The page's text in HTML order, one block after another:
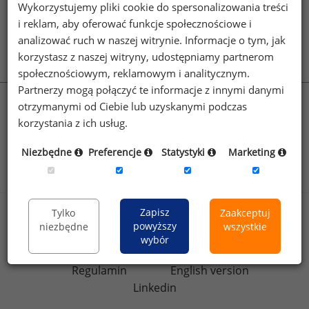
dla roli
Zobacz więcej haseł
wynagrodzenia.pl
sedlak.pl
badaniaHR.pl wskazniki HR.pl
Kontakt
prywatności
Regulamin
English version
Linkedin
Wykorzystujemy pliki cookie do spersonalizowania treści
i reklam, aby oferować funkcje społecznościowe i
analizować ruch w naszej witrynie. Informacje o tym, jak
korzystasz z naszej witryny, udostępniamy partnerom
społecznościowym, reklamowym i analitycznym.
Partnerzy mogą połączyć te informacje z innymi danymi
otrzymanymi od Ciebie lub uzyskanymi podczas
korzystania z ich usług.
Niezbędne Preferencje Statystyki Marketing
Tylko
niezbędne
Zapisz
powyższy
wybór
Zaakceptuj
wszystkie